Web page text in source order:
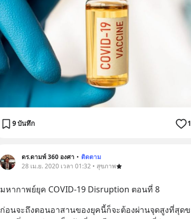
9 บันทึก
ดร.ดามพ์ 360 องศา • ติดตาม
28 เม.ย. 2020 เวลา 01:32 • สุขภาพ
มหากาพย์ยุค COVID-19 Disruption ตอนที่ 8
ก่อนจะถึงตอนอาสานของยุคนี้ก็จะต้องผ่านจุดสูงที่สุด